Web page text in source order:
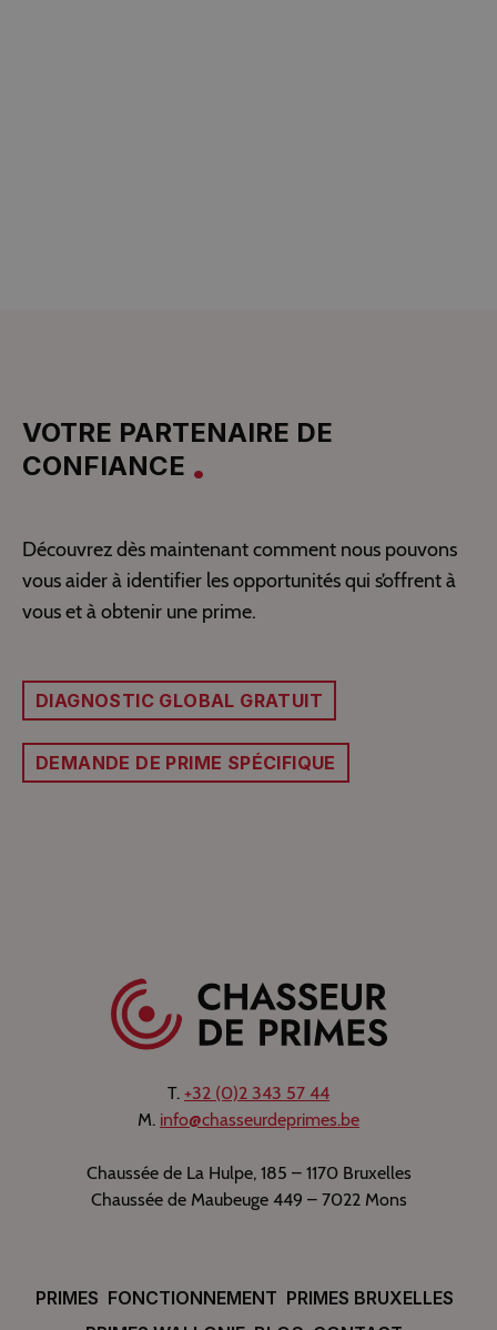
VOTRE PARTENAIRE DE
CONFIANCE
Découvrez dès maintenant comment nous pouvons
vous aider à identifier les opportunités qui s’offrent à
vous et à obtenir une prime.
DIAGNOSTIC GLOBAL GRATUIT
DEMANDE DE PRIME SPÉCIFIQUE
T. +32 (0)2 343 57 44
M. info@chasseurdeprimes.be
Chaussée de La Hulpe, 185 – 1170 Bruxelles
Chaussée de Maubeuge 449 – 7022 Mons
PRIMES FONCTIONNEMENT PRIMES BRUXELLES